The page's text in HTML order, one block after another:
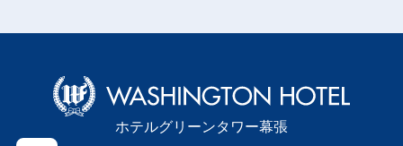
ホテルグリーンタワー幕張